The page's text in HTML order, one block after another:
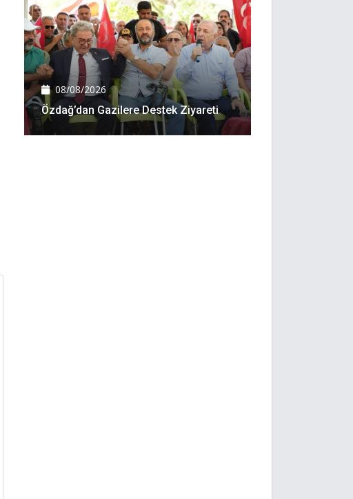
08/08/2026
Özdağ’dan Gazilere Destek Ziyareti